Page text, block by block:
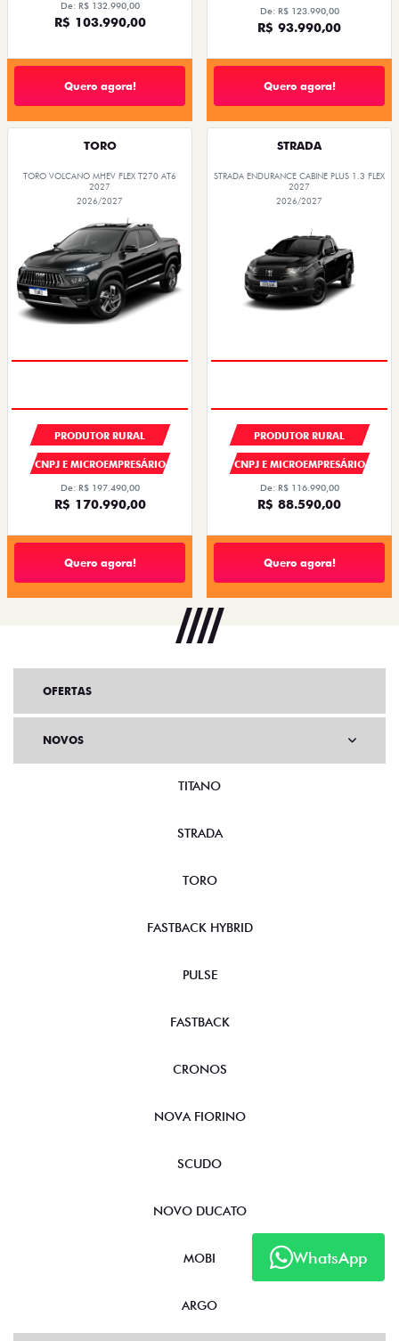
De: R$ 132.990,00
R$ 103.990,00
Quero agora!
De: R$ 123.990,00
R$ 93.990,00
Quero agora!
TORO
TORO VOLCANO MHEV FLEX T270 AT6
2027
2026/2027
PRODUTOR RURAL
CNPJ E MICROEMPRESÁRIO
De: R$ 197.490,00
R$ 170.990,00
Quero agora!
STRADA
STRADA ENDURANCE CABINE PLUS 1.3 FLEX
2027
2026/2027
PRODUTOR RURAL
CNPJ E MICROEMPRESÁRIO
De: R$ 116.990,00
R$ 88.590,00
Quero agora!
WhatsApp
OFERTAS
NOVOS
TITANO
STRADA
TORO
FASTBACK HYBRID
PULSE
FASTBACK
CRONOS
NOVA FIORINO
SCUDO
NOVO DUCATO
MOBI
ARGO